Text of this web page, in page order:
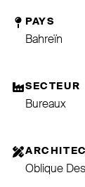
PAYS
Bahreïn
SECTEUR
Bureaux
Oblique